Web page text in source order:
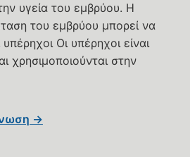
υγεία του εμβρύου. Η
του εμβρύου μπορεί να
Οι υπέρηχοι είναι
χρησιμοποιούνται στην
→